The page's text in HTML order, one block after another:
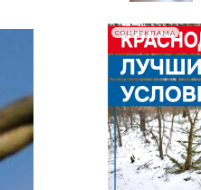
СОЦРЕКЛАМА